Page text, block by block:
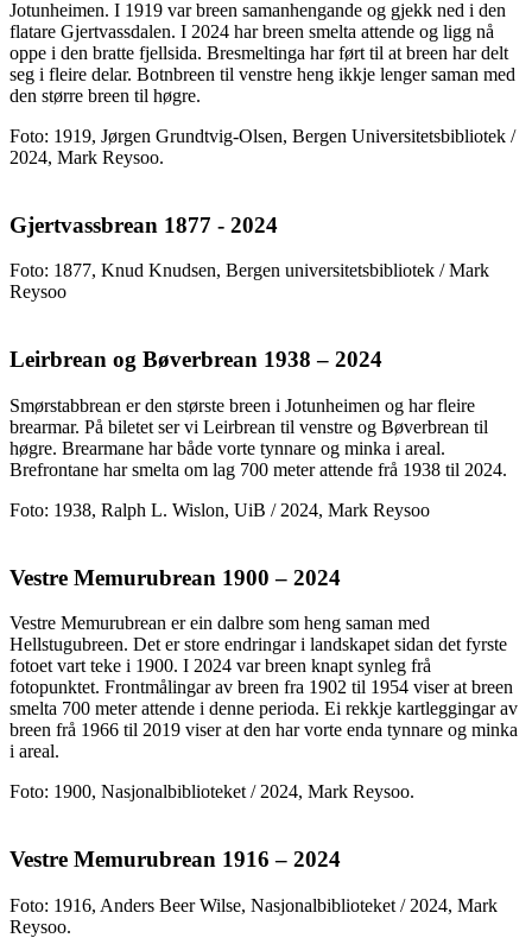
Jotunheimen. I 1919 var breen samanhengande og gjekk ned i den
flatare Gjertvassdalen. I 2024 har breen smelta attende og ligg nå
oppe i den bratte fjellsida. Bresmeltinga har ført til at breen har delt
seg i fleire delar. Botnbreen til venstre heng ikkje lenger saman med
den større breen til høgre.
Foto: 1919, Jørgen Grundtvig-Olsen, Bergen Universitetsbibliotek /
2024, Mark Reysoo.
Gjertvassbrean 1877 - 2024
Foto: 1877, Knud Knudsen, Bergen universitetsbibliotek / Mark
Reysoo
Leirbrean og Bøverbrean 1938 – 2024
Smørstabbrean er den største breen i Jotunheimen og har fleire
brearmar. På biletet ser vi Leirbrean til venstre og Bøverbrean til
høgre. Brearmane har både vorte tynnare og minka i areal.
Brefrontane har smelta om lag 700 meter attende frå 1938 til 2024.
Foto: 1938, Ralph L. Wislon, UiB / 2024, Mark Reysoo
Vestre Memurubrean 1900 – 2024
Vestre Memurubrean er ein dalbre som heng saman med
Hellstugubreen. Det er store endringar i landskapet sidan det fyrste
fotoet vart teke i 1900. I 2024 var breen knapt synleg frå
fotopunktet. Frontmålingar av breen fra 1902 til 1954 viser at breen
smelta 700 meter attende i denne perioda. Ei rekkje kartleggingar av
breen frå 1966 til 2019 viser at den har vorte enda tynnare og minka
i areal.
Foto: 1900, Nasjonalbiblioteket / 2024, Mark Reysoo.
Vestre Memurubrean 1916 – 2024
Foto: 1916, Anders Beer Wilse, Nasjonalbiblioteket / 2024, Mark
Reysoo.